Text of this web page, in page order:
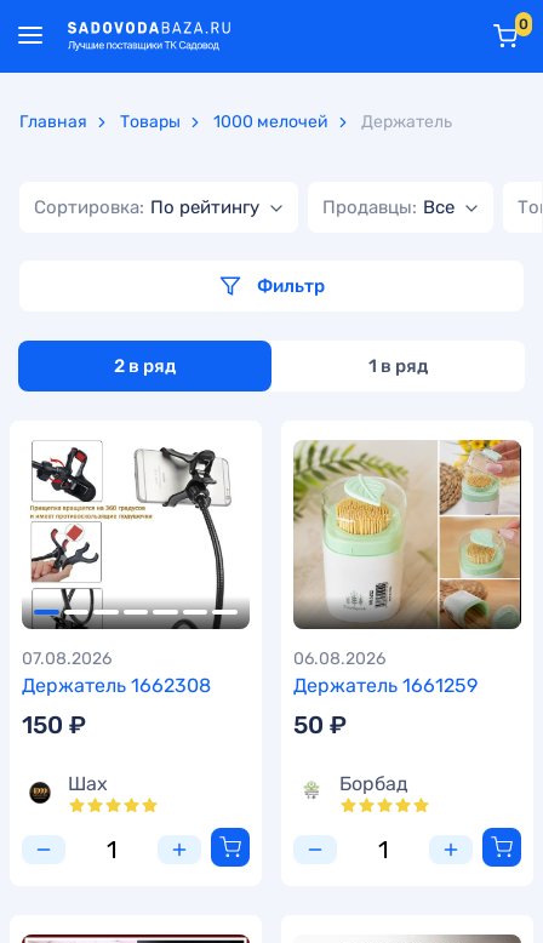
0
Главная Товары 1000 мелочей Держатель
Сортировка: По рейтингу Продавцы: Все
Фильтр
2 в ряд 1 в ряд
Держатель 1662308
07.08.2026
150 ₽
Шах
Держатель 1661259
06.08.2026
50 ₽
Борбад